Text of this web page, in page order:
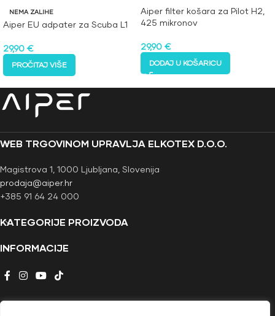
NEMA ZALIHE
Aiper EU adpater za Scuba L1
29,90 €
PROČITAJ VIŠE
Aiper filter košara za Pilot H2,
425 mikronov
29,90 €
DODAJ U KOŠARICU
WEB TRGOVINOM UPRAVLJA ELKOTEX D.O.O.
Magistrova 1, 1000 Ljubljana, Slovenija
prodaja@aiper.hr
+385 91 64 24 000
KATEGORIJE PROIZVODA
INFORMACIJE